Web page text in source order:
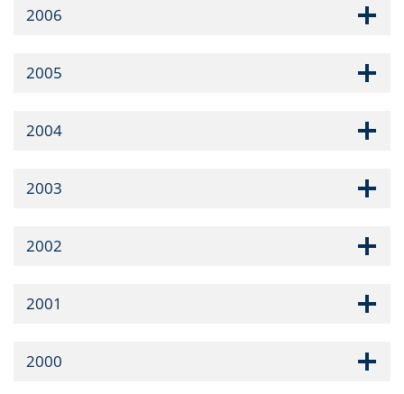
2006
2005
2004
2003
2002
2001
2000